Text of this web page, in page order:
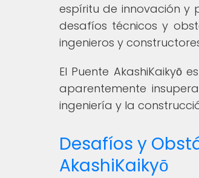
espíritu de innovación y
desafíos técnicos y
ingenieros y
El Puente
aparentemente
ingeniería y la
Desafíos y
AkashiKaikyō